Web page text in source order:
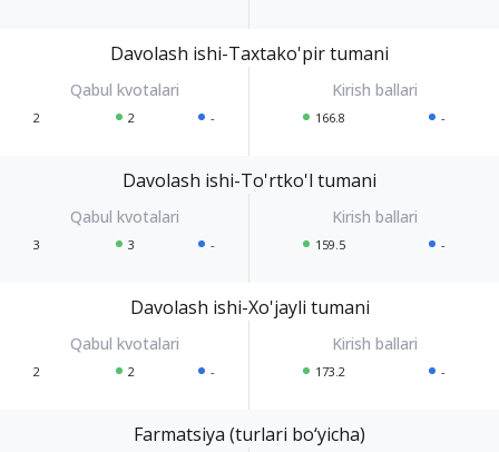
Davolash ishi-Taxtako'pir tumani
2 2 - 166.8 -
Davolash ishi-To'rtko'l tumani
3 3 - 159.5 -
Davolash ishi-Xo'jayli tumani
2 2 - 173.2 -
Farmatsiya (turlari bo‘yicha)